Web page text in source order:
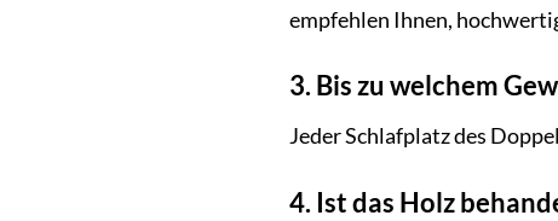
empfehlen Ihnen,
3. Bis zu welchem
Jeder Schlafplatz des
4. Ist das Holz